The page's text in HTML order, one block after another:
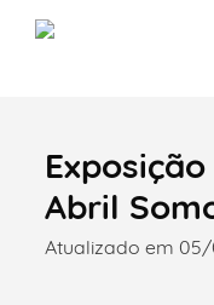
Termo de
Abril
Atualizado em